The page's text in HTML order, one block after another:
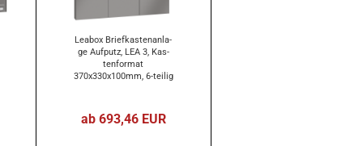
Lea­box Brief­kas­ten­an­la­
ge Auf­putz, LEA 3, Kas­
ten­for­mat
370x330x100mm, 6-​tei­lig
ab 693,46 EUR